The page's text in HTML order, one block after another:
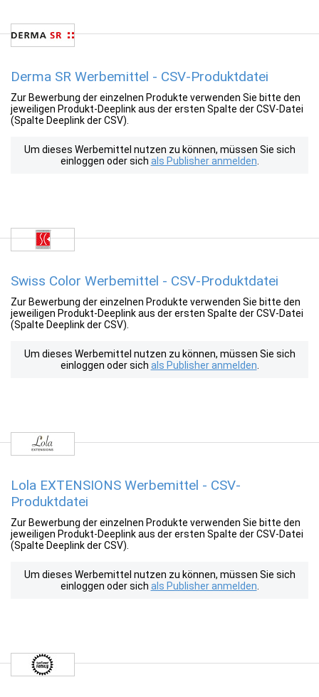
Derma SR Werbemittel - CSV-Produktdatei
Zur Bewerbung der einzelnen Produkte verwenden Sie bitte den
jeweiligen Produkt-Deeplink aus der ersten Spalte der CSV-Datei
(Spalte Deeplink der CSV).
Um dieses Werbemittel nutzen zu können, müssen Sie sich
einloggen oder sich als Publisher anmelden
Swiss Color Werbemittel - CSV-Produktdatei
Zur Bewerbung der einzelnen Produkte verwenden Sie bitte den
jeweiligen Produkt-Deeplink aus der ersten Spalte der CSV-Datei
(Spalte Deeplink der CSV).
Um dieses Werbemittel nutzen zu können, müssen Sie sich
einloggen oder sich als Publisher anmelden
Lola EXTENSIONS Werbemittel - CSV-
Produktdatei
Zur Bewerbung der einzelnen Produkte verwenden Sie bitte den
jeweiligen Produkt-Deeplink aus der ersten Spalte der CSV-Datei
(Spalte Deeplink der CSV).
Um dieses Werbemittel nutzen zu können, müssen Sie sich
einloggen oder sich als Publisher anmelden